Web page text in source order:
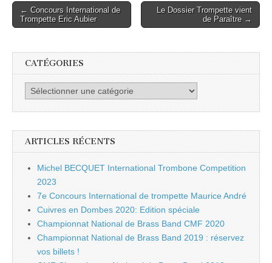
Post
navigation
← Concours International de
Trompette Eric Aubier
Le Dossier Trompette vient
de Paraître →
CATÉGORIES
Catégories
ARTICLES RÉCENTS
Michel BECQUET International Trombone Competition
2023
7e Concours International de trompette Maurice André
Cuivres en Dombes 2020: Edition spéciale
Championnat National de Brass Band CMF 2020
Championnat National de Brass Band 2019 : réservez
vos billets !